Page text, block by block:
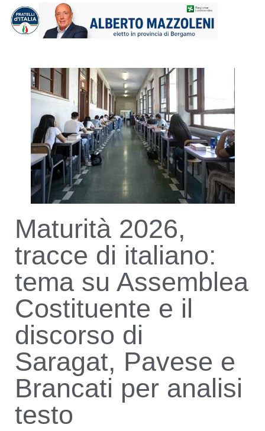
Maturità 2026,
tracce di italiano:
tema su Assemblea
Costituente e il
discorso di
Saragat, Pavese e
Brancati per analisi
testo